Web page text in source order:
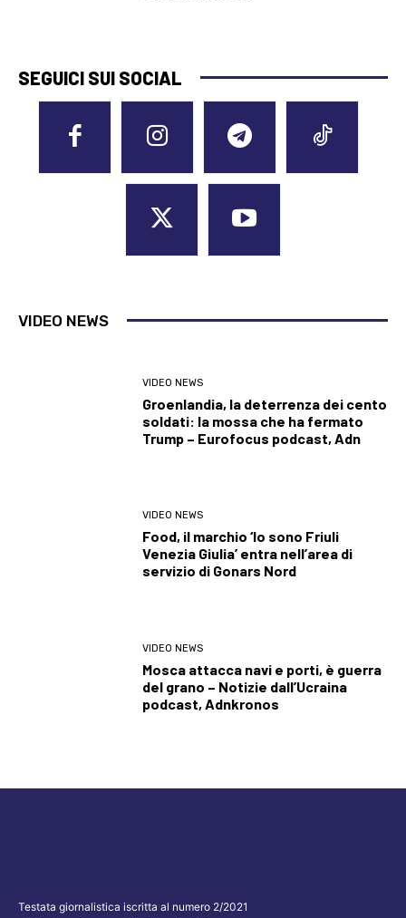
SEGUICI SUI SOCIAL
VIDEO NEWS
VIDEO NEWS
Groenlandia, la deterrenza dei cento
soldati: la mossa che ha fermato
Trump – Eurofocus podcast, Adn
VIDEO NEWS
Food, il marchio ‘Io sono Friuli
Venezia Giulia’ entra nell’area di
servizio di Gonars Nord
VIDEO NEWS
Mosca attacca navi e porti, è guerra
del grano – Notizie dall’Ucraina
podcast, Adnkronos
Testata giornalistica iscritta al numero 2/2021